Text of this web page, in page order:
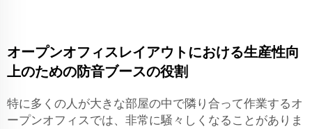
オープンオフィスレイアウトにおける生産性向
上のための防音ブースの役割
特に多くの人が大きな部屋の中で隣り合って作業するオ
ープンオフィスでは、非常に騒々しくなることがありま